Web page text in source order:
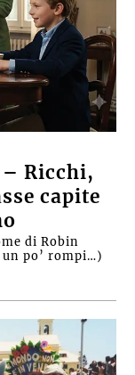
Ricchi,
capite
di Robin
po’ rompi…)